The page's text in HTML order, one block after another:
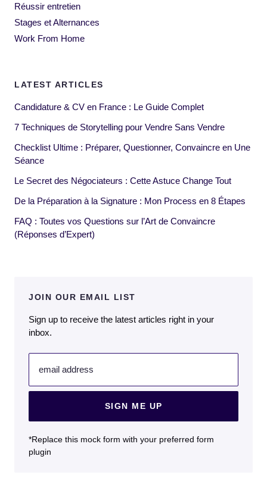
Réussir entretien
Stages et Alternances
Work From Home
LATEST ARTICLES
Candidature & CV en France : Le Guide Complet
7 Techniques de Storytelling pour Vendre Sans Vendre
Checklist Ultime : Préparer, Questionner, Convaincre en Une
Séance
Le Secret des Négociateurs : Cette Astuce Change Tout
De la Préparation à la Signature : Mon Process en 8 Étapes
FAQ : Toutes vos Questions sur l’Art de Convaincre
(Réponses d’Expert)
JOIN OUR EMAIL LIST
Sign up to receive the latest articles right in your
inbox.
email address
SIGN ME UP
*Replace this mock form with your preferred form
plugin